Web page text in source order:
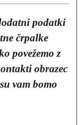
podatki
črpalke
povežemo z
obrazec
vam bomo